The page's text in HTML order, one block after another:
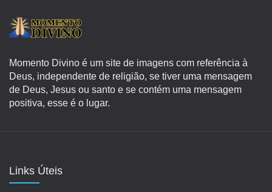
Momento Divino é um site de imagens com referência à
Deus, independente de religião, se tiver uma mensagem
de Deus, Jesus ou santo e se contém uma mensagem
positiva, esse é o lugar.
Links Úteis